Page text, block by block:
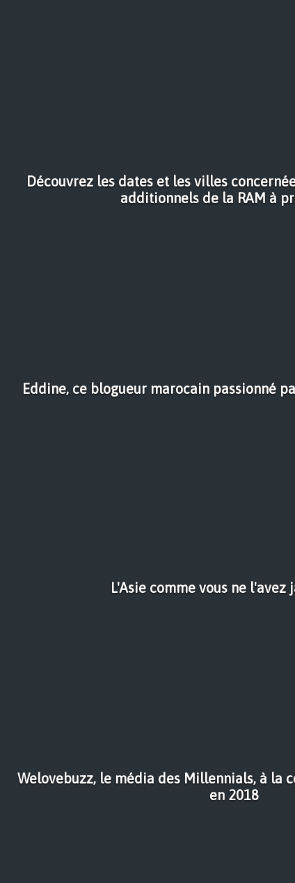
Découvrez les dates et les villes
additionnels de la RAM à
Eddine, ce blogueur marocain passionné
L'Asie comme vous ne l'avez
Welovebuzz, le média des Millennials, à la
en 2018